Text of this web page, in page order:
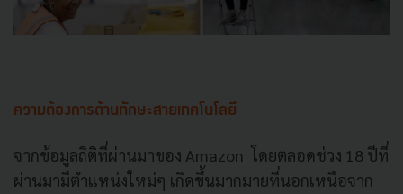
ความต้องการด้านทักษะสายเทคโนโลยี
จากข้อมูลถิติที่ผ่านมาของ Amazon โดยตลอดช่วง 18 ปีที่
ผ่านมามีตำแหน่งใหม่ๆ เกิดขึ้นมากมายที่นอกเหนือจาก